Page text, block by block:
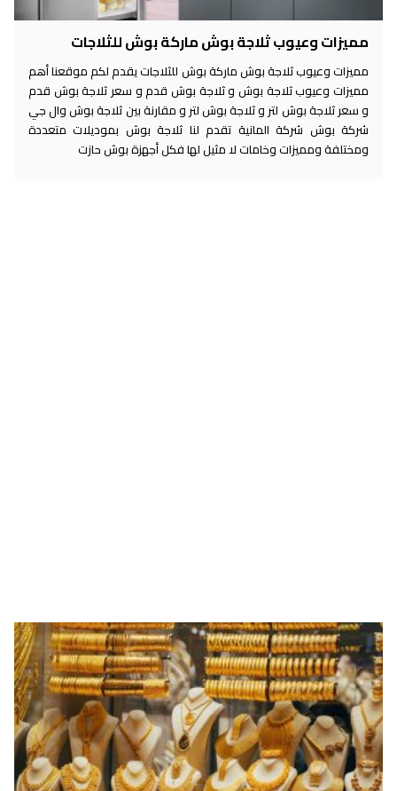
مميزات وعيوب ثلاجة بوش ماركة بوش للثلاجات
مميزات وعيوب ثلاجة بوش ماركة بوش للثلاجات يقدم لكم موقعنا أهم
مميزات وعيوب ثلاجة بوش و ثلاجة بوش قدم و سعر ثلاجة بوش قدم
و سعر ثلاجة بوش لتر و ثلاجة بوش لتر و مقارنة بين ثلاجة بوش وال جي
شركة بوش شركة المانية تقدم لنا ثلاجة بوش بموديلات متعددة
ومختلفة ومميزات وخامات لا مثيل لها فكل أجهزة بوش حازت